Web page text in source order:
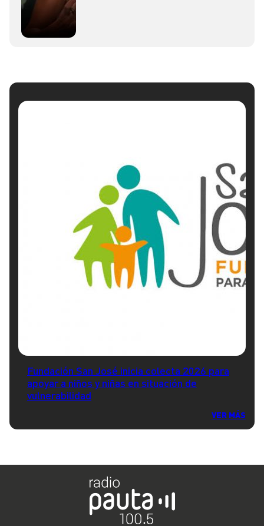
Fundación San José inicia colecta 2026 para
apoyar a niños y niñas en situación de
vulnerabilidad
VER MÁS